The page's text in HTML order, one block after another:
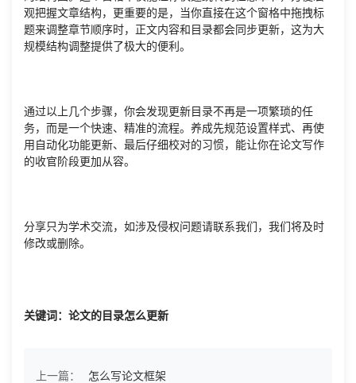
观把握文章结构，更重要的是，当你直接在这个窗格中拖拽标
题来调整章节顺序时，正文内容和目录都会同步更新，这为大
规模结构调整提供了极大的便利。
通过以上几个步骤，你会发现更新目录不再是一项繁琐的任
务，而是一个快速、精准的流程。养成先规范设置样式、再使
用自动化功能更新、最后仔细校对的习惯，能让你在论文写作
的收官阶段更加从容。
分享只为学术交流，如涉及侵权问题请联系我们，我们将及时
修改或删除。
关键词：论文的目录怎么更新
上一篇：
怎么写论文框架